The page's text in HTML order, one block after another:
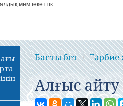
мемлекеттік
Басты бет Тәрбие
Алғыс айту